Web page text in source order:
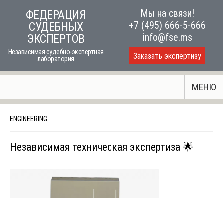
ФЕДЕРАЦИЯ
СУДЕБНЫХ
ЭКСПЕРТОВ
Независимая судебно-экспертная
лаборатория
Мы на связи!
+7 (495) 666-5-666
info@fse.ms
Заказать экспертизу
МЕНЮ
ENGINEERING
Независимая техническая экспертиза 🌟